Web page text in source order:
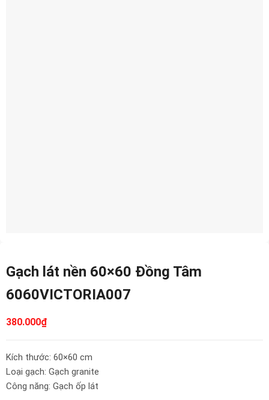
Gạch lát nền 60×60 Đồng Tâm
6060VICTORIA007
380.000₫
Kích thước: 60×60 cm
Loại gạch: Gạch granite
Công năng: Gạch ốp lát